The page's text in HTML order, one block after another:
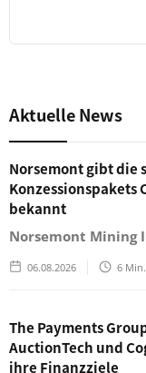
Aktuelle News
Norsemont gibt die
Konzessionspakets
bekannt
Norsemont Mining
06.08.2026 6
The Payments
AuctionTech und
ihre Finanzziele